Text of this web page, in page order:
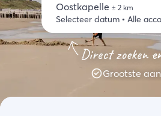
Oostkapelle ± 2 km
Selecteer datum • Alle
Eten & drinken
Activiteiten
Winkelen
Zeeland ontdekken
Waar
Oostkapelle
Wanneer
Selecteer datum
Direct zoeken
Grootste